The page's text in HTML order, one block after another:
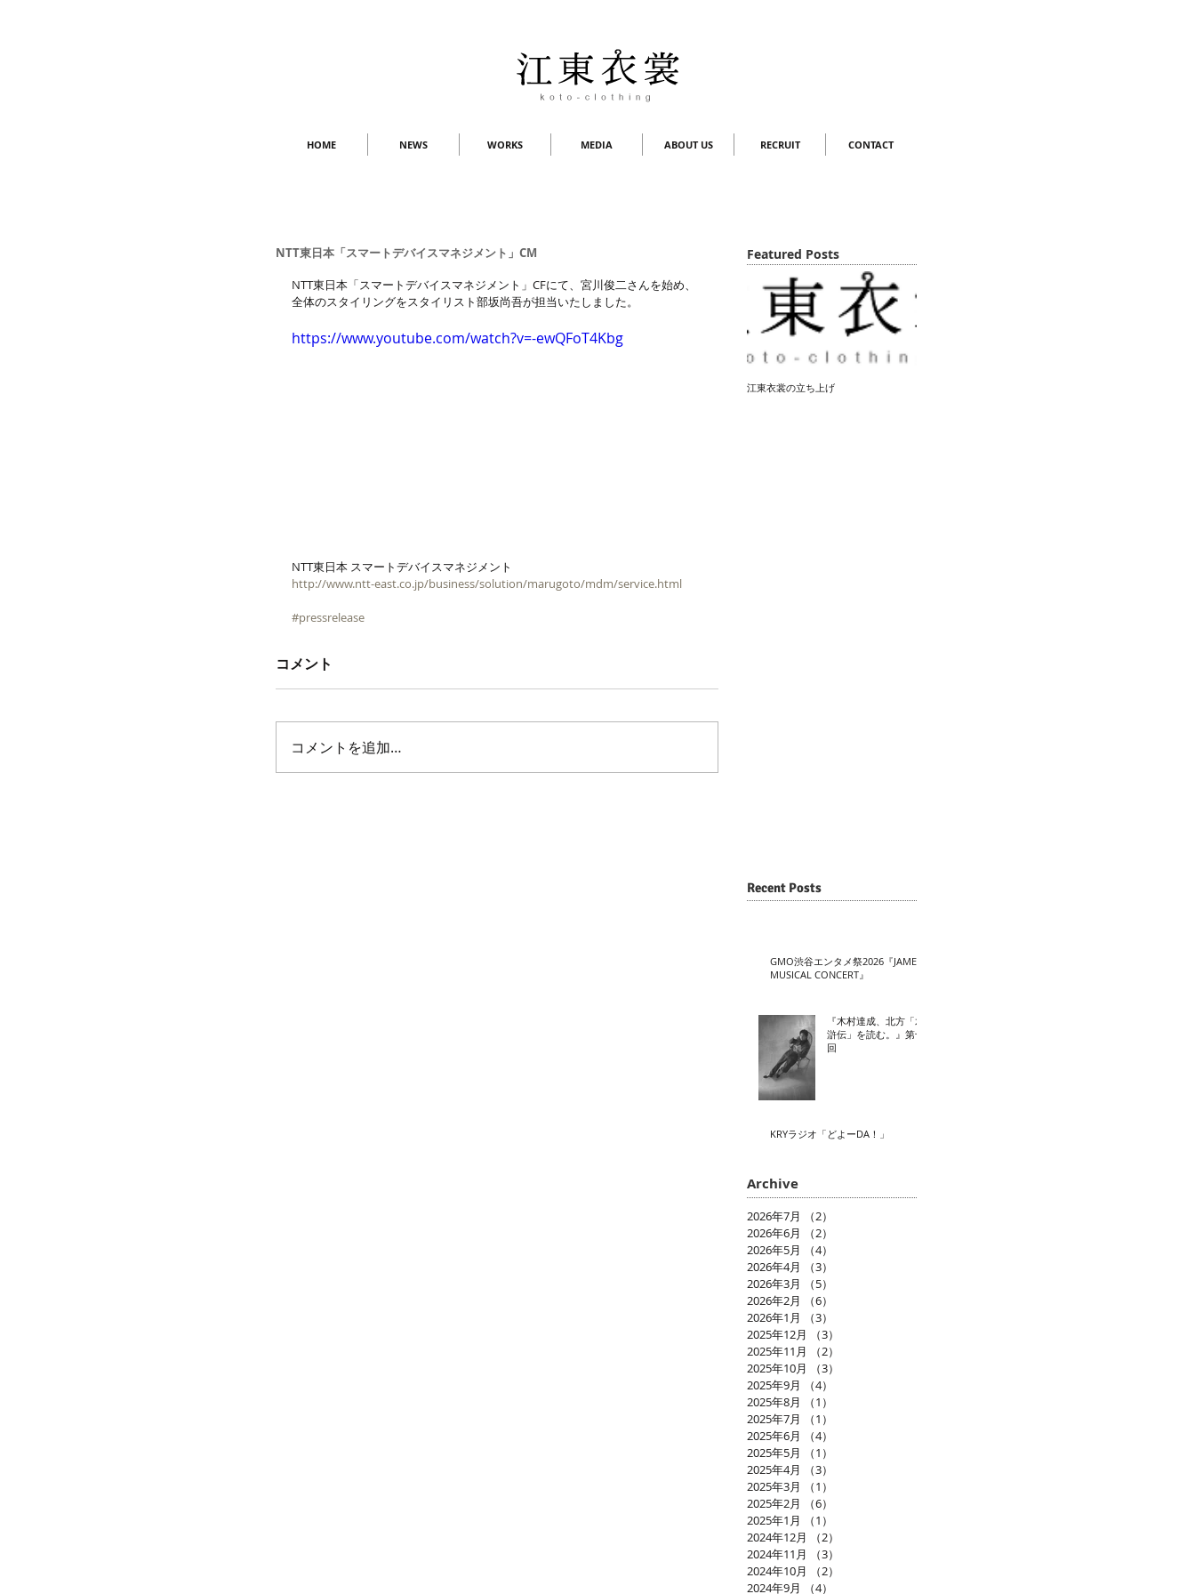
HOME NEWS WORKS MEDIA ABOUT US RECRUIT CONTACT
NTT東日本「スマートデバイスマネジメント」CM
NTT東日本「スマートデバイスマネジメント」CFにて、宮川俊二さんを始め、
全体のスタイリングをスタイリスト部坂尚吾が担当いたしました。
https://www.youtube.com/watch?v=-ewQFoT4Kbg
NTT東日本 スマートデバイスマネジメント
http://www.ntt-east.co.jp/business/solution/marugoto/mdm/service.html
#pressrelease
コメント
コメントを追加…
Featured Posts
江東衣裳の立ち上げ
Recent Posts
GMO渋谷エンタメ祭2026『JAME
MUSICAL CONCERT』
『木村達成、北方「水
滸伝」を読む。』第十
回
KRYラジオ「どよーDA！」
Archive
2026年7月 （2）
2026年6月
（2）
2026年5月
（4）
2026年4月
（3）
2026年3月
（5）
2026年2月
（6）
2026年1月
（3）
2025年12月
（3）
2025年11月
（2）
2025年10月
（3）
2025年9月
（4）
2025年8月
（1）
2025年7月
（1）
2025年6月
（4）
2025年5月
（1）
2025年4月
（3）
2025年3月
（1）
2025年2月
（6）
2025年1月
（1）
2024年12月
（2）
2024年11月
（3）
2024年10月
（2）
2024年9月
（4）